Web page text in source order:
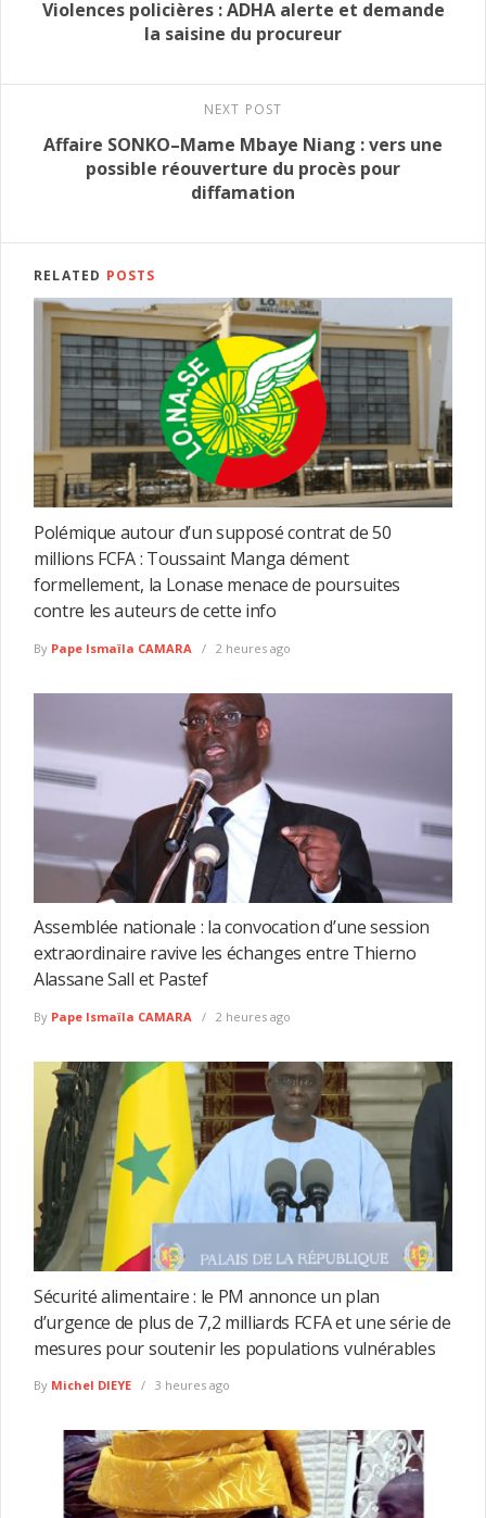
Violences policières : ADHA alerte et demande
la saisine du procureur
NEXT POST
Affaire SONKO–Mame Mbaye Niang : vers une
possible réouverture du procès pour
diffamation
RELATED POSTS
Polémique autour d’un supposé contrat de 50
millions FCFA : Toussaint Manga dément
formellement, la Lonase menace de poursuites
contre les auteurs de cette info
By Pape Ismaïla CAMARA 2 heures ago
Assemblée nationale : la convocation d’une session
extraordinaire ravive les échanges entre Thierno
Alassane Sall et Pastef
By Pape Ismaïla CAMARA 2 heures ago
Sécurité alimentaire : le PM annonce un plan
d’urgence de plus de 7,2 milliards FCFA et une série de
mesures pour soutenir les populations vulnérables
By Michel DIEYE 3 heures ago